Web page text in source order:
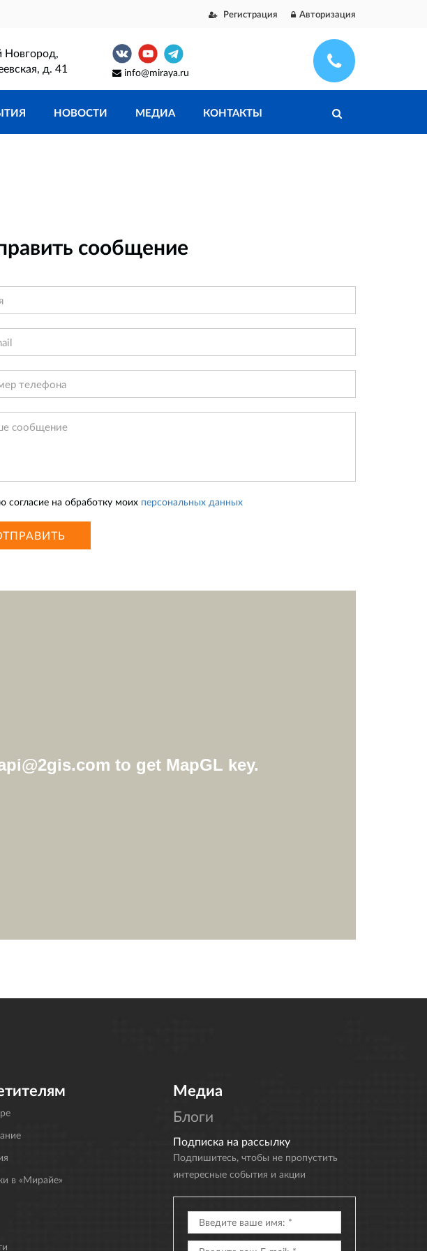
Регистрация Авторизация
д. 41
info@miraya.ru
НОВОСТИ МЕДИА КОНТАКТЫ
сообщение
согласие на обработку моих персональных данных
to get MapGL key.
в «Мирайе»
Медиа
Блоги
Подписка на рассылку
Подпишитесь, чтобы не пропустить
интересные события и акции